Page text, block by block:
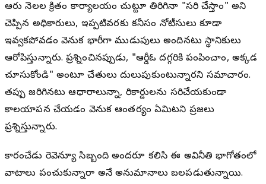
ఆరు నెలల క్రితం కార్యాలయం చుట్టూ తిరిగినా "సరి చేస్తాం" అని
చెప్పిన అధికారులు, ఇప్పటివరకు కనీసం నోటీసులు కూడా
ఇవ్వకపోవడం వెనుక భారీగా ముడుపులు అందినట్లు స్థానికులు
ఆరోపిస్తున్నారు. ప్రశ్నించినప్పుడు, "ఆర్డీఓ దగ్గరికి పంపించాం, అక్కడ
చూసుకోండి" అంటూ చేతులు దులుపుకుంటున్నారని సమాచారం.
తప్పు జరిగినట్లు ఆధారాలున్నా, రికార్డులను సరిచేయకుండా
కాలయాపన చేయడం వెనుక ఆంతర్యం ఏమిటని ప్రజలు
ప్రశ్నిస్తున్నారు.
కారంచేడు రెవెన్యూ సిబ్బంది అందరూ కలిసి ఈ అవినీతి భాగోతంలో
వాటాలు పంచుకున్నారా అనే అనుమానాలు బలపడుతున్నాయి.